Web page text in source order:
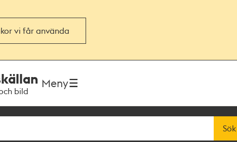
vi får använda
bild
Meny
Sök